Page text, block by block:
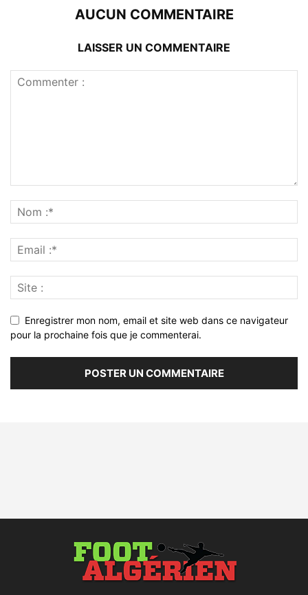
AUCUN COMMENTAIRE
LAISSER UN COMMENTAIRE
Enregistrer mon nom, email et site web dans ce navigateur
pour la prochaine fois que je commenterai.